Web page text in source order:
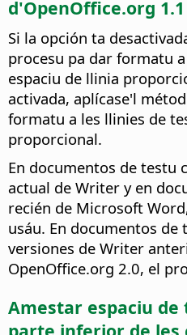
d'OpenOffice.org 1.1
Si la opción ta
procesu pa dar formatu
espaciu de llinia
activada, aplícase'l
formatu a les llinies de
proporcional.
En documentos de testu
actual de Writer y en
recién de Microsoft
usáu. En documentos de
versiones de Writer
OpenOffice.org 2.0, el
Amestar espaciu